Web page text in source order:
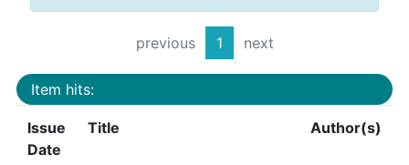
previous 1 next
Item hits:
Issue
Date
Title Author(s)